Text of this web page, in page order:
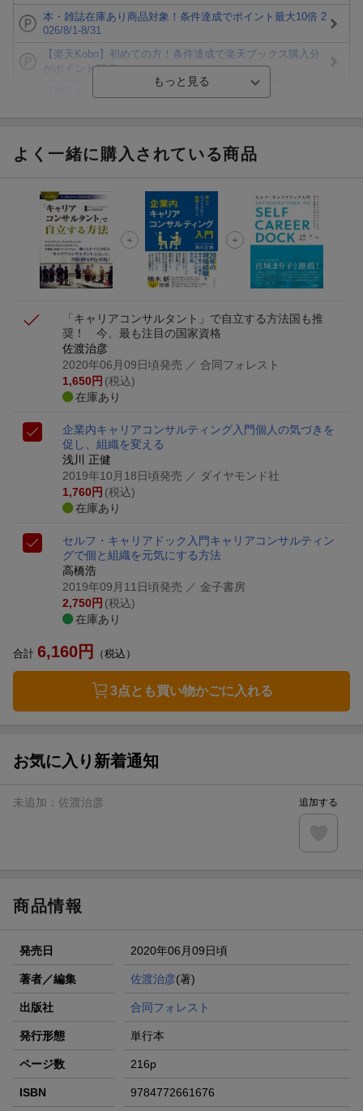
本・雑誌在庫あり商品対象！条件達成でポイント最大10倍 2
026/8/1-8/31
【楽天Kobo】初めての方！条件達成で楽天ブックス購入分
がポイント20倍
ト山分け
楽天モバイル紹介キャンペーンの拡散で300円OFFクーポン
進呈
条件達成で楽天限定・宝塚歌劇 宙組貸切公演ペアチケット
が当たる
よく一緒に購入されている商品
「キャリアコンサルタント」で自立する方法国も推
奨！ 今、最も注目の国家資格
佐渡治彦
2020年06月09日頃発売 ／ 合同フォレスト
1,650円 (税込)
在庫あり
企業内キャリアコンサルティング入門個人の気づきを
促し、組織を変える
浅川 正健
2019年10月18日頃発売 ／ ダイヤモンド社
1,760円 (税込)
在庫あり
セルフ・キャリアドック入門キャリアコンサルティン
グで個と組織を元気にする方法
高橋浩
2019年09月11日頃発売 ／ 金子書房
2,750円 (税込)
在庫あり
合計 6,160円 （税込）
3点とも買い物かごに入れる
お気に入り新着通知
未追加： 佐渡治彦 追加する
商品情報
発売日 2020年06月09日頃
著者／編集 佐渡治彦(著)
出版社 合同フォレスト
発行形態 単行本
ページ数 216p
ISBN 9784772661676